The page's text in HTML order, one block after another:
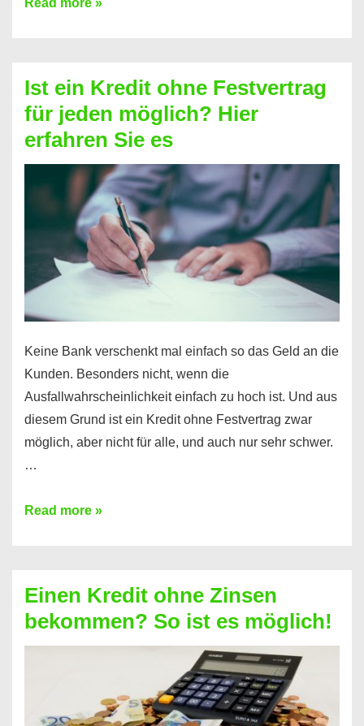
Prepaid
ist
nicht
nur
für
Handy
möglich!
Read more »
Ist ein Kredit ohne Festvertrag
für jeden möglich? Hier
erfahren Sie es
Keine Bank verschenkt mal einfach so das Geld an die
Kunden. Besonders nicht, wenn die
Ausfallwahrscheinlichkeit einfach zu hoch ist. Und aus
diesem Grund ist ein Kredit ohne Festvertrag zwar
möglich, aber nicht für alle, und auch nur sehr schwer.
…
Ist
Festvertrag
für
jeden
erfahren
Read more »
Einen Kredit ohne Zinsen
bekommen? So ist es möglich!